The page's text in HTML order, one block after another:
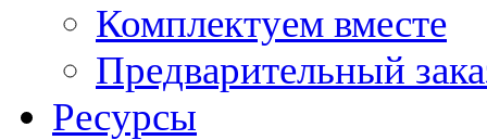
Комплектуем вместе
Предварительный
Ресурсы